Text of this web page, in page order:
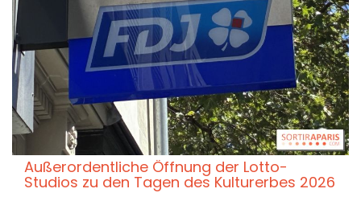
Außerordentliche Öffnung der Lotto-
Studios zu den Tagen des Kulturerbes 2026